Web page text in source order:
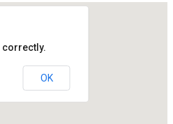
correctly.
OK